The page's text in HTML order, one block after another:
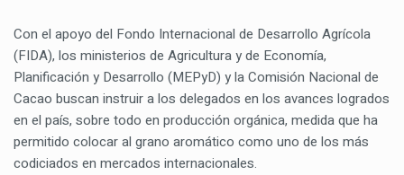
Con el apoyo del Fondo Internacional de Desarrollo Agrícola
(FIDA), los ministerios de Agricultura y de Economía,
Planificación y Desarrollo (MEPyD) y la Comisión Nacional de
Cacao buscan instruir a los delegados en los avances logrados
en el país, sobre todo en producción orgánica, medida que ha
permitido colocar al grano aromático como uno de los más
codiciados en mercados internacionales.